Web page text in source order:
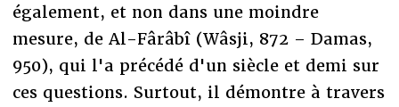
également, et non dans une moindre
mesure, de Al-Fârâbî (Wâsji, 872 – Damas,
950), qui l'a précédé d'un siècle et demi sur
ces questions. Surtout, il démontre à travers